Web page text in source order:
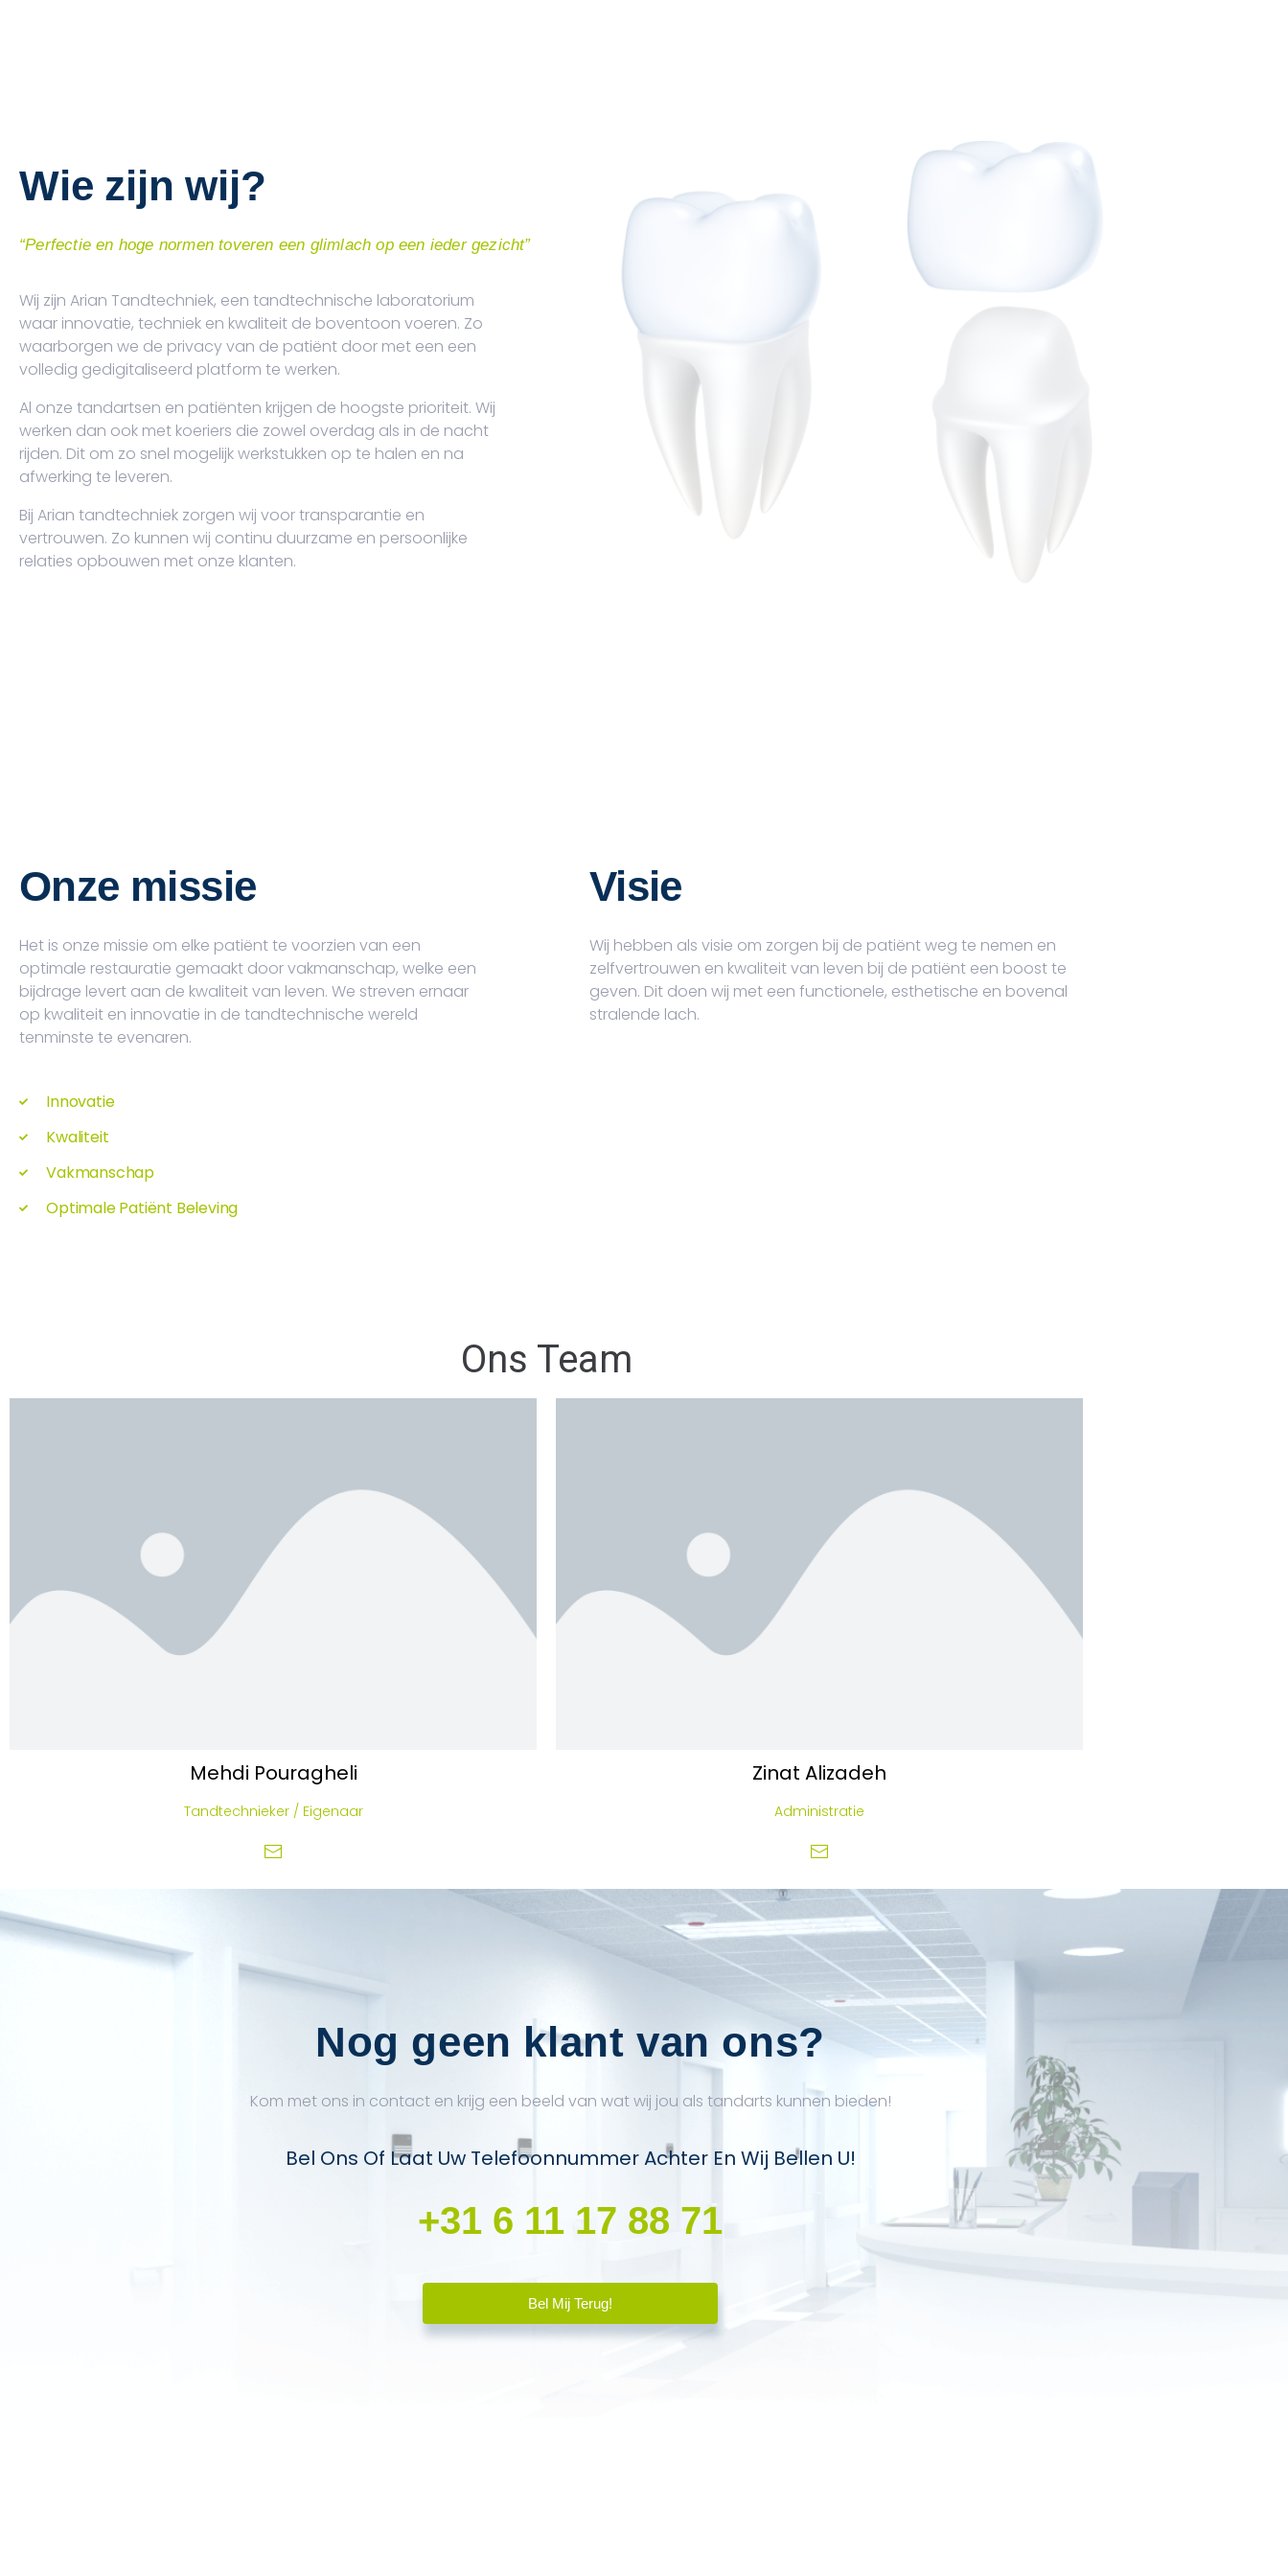
Wie zijn wij?
“Perfectie en hoge normen toveren een glimlach op een ieder gezicht”
Wij zijn Arian Tandtechniek, een tandtechnische laboratorium
waar innovatie, techniek en kwaliteit de boventoon voeren. Zo
waarborgen we de privacy van de patiënt door met een een
volledig gedigitaliseerd platform te werken.
Al onze tandartsen en patiënten krijgen de hoogste prioriteit. Wij
werken dan ook met koeriers die zowel overdag als in de nacht
rijden. Dit om zo snel mogelijk werkstukken op te halen en na
afwerking te leveren.
Bij Arian tandtechniek zorgen wij voor transparantie en
vertrouwen. Zo kunnen wij continu duurzame en persoonlijke
relaties opbouwen met onze klanten.
Onze missie
Het is onze missie om elke patiënt te voorzien van een
optimale restauratie gemaakt door vakmanschap, welke een
bijdrage levert aan de kwaliteit van leven. We streven ernaar
op kwaliteit en innovatie in de tandtechnische wereld
tenminste te evenaren.
Innovatie
Kwaliteit
Vakmanschap
Optimale Patiënt Beleving
Visie
Wij hebben als visie om zorgen bij de patiënt weg te nemen en
zelfvertrouwen en kwaliteit van leven bij de patiënt een boost te
geven. Dit doen wij met een functionele, esthetische en bovenal
stralende lach.
Ons Team
Mehdi Pouragheli
Tandtechnieker / Eigenaar
Zinat Alizadeh
Administratie
Nog geen klant van ons?
Kom met ons in contact en krijg een beeld van wat wij jou als tandarts kunnen bieden!
Bel Ons Of Laat Uw Telefoonnummer Achter En Wij Bellen U!
+31 6 11 17 88 71
Bel Mij Terug!